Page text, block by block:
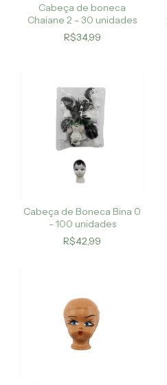
Cabeça de boneca
Chaiane 2 - 30 unidades
R$34,99
Cabeça de Boneca Bina 0
- 100 unidades
R$42,99